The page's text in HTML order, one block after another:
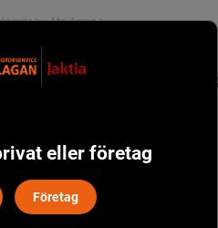
> Ata Arms>
eller företag
Företag